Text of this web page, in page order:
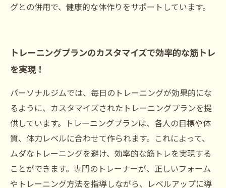
グとの併用で、健康的な体作りをサポートしています。
トレーニングプランのカスタマイズで効率的な筋トレ
を実現！
パーソナルジムでは、毎日のトレーニングが効果的にな
るように、カスタマイズされたトレーニングプランを提
供しています。トレーニングプランは、各人の目標や体
質、体力レベルに合わせて作られます。これによって、
ムダなトレーニングを避け、効率的な筋トレを実現する
ことができます。専門のトレーナーが、正しいフォーム
やトレーニング方法を指導しながら、レベルアップに導